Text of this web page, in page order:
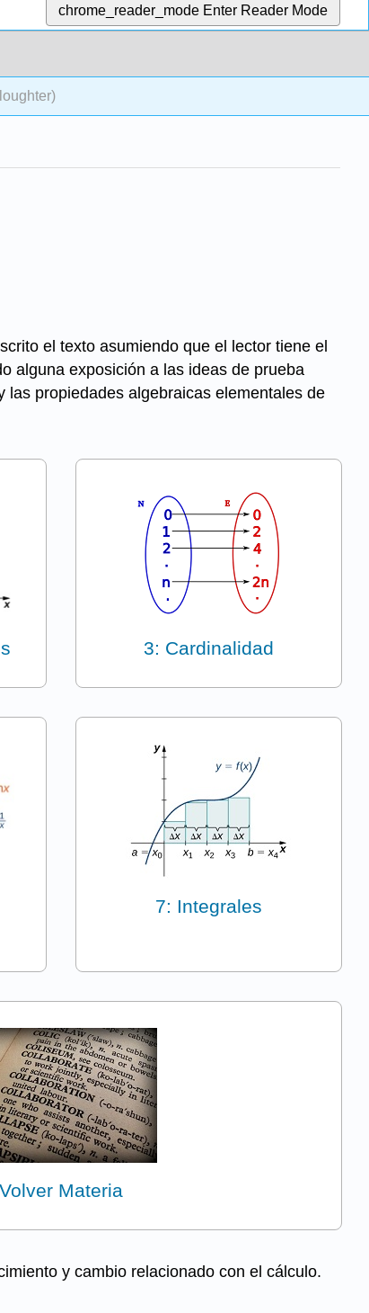
chrome_reader_mode Enter Reader Mode
el texto asumiendo que el lector tiene el
alguna exposición a las ideas de prueba
propiedades algebraicas elementales de
3: Cardinalidad
7: Integrales
Volver Materia
y cambio relacionado con el cálculo.